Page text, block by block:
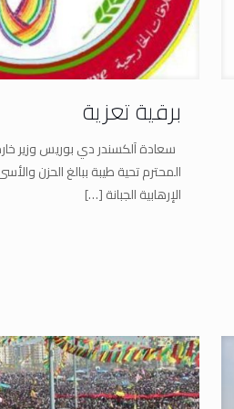
برقية تعزية
سعادة آلكسندر دي بوریس وزیر
المحترم تحیة طیبة ببالغ الحزن والأسى
الإرهابية الجبانة[…]